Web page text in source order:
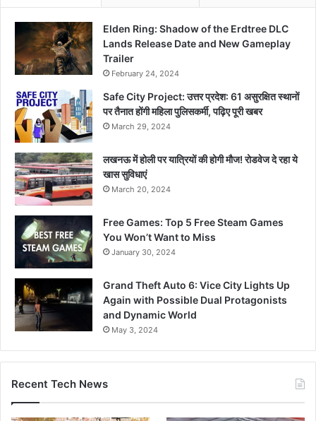
Elden Ring: Shadow of the Erdtree DLC
Lands Release Date and New Gameplay
Trailer
February 24, 2024
Safe City Project: उत्तर प्रदेश: 61 असुरक्षित स्थानों
पर तैनात होंगी महिला पुलिसकर्मी, पढ़िए पूरी खबर
March 29, 2024
लखनऊ में होली पर यात्रियों की होगी मौज! रोडवेज दे रहा ये
खास सुविधाएं
March 20, 2024
Free Games: Top 5 Free Steam Games
You Won’t Want to Miss
January 30, 2024
Grand Theft Auto 6: Vice City Lights Up
Again with Possible Dual Protagonists
and Dynamic World
May 3, 2024
Recent Tech News